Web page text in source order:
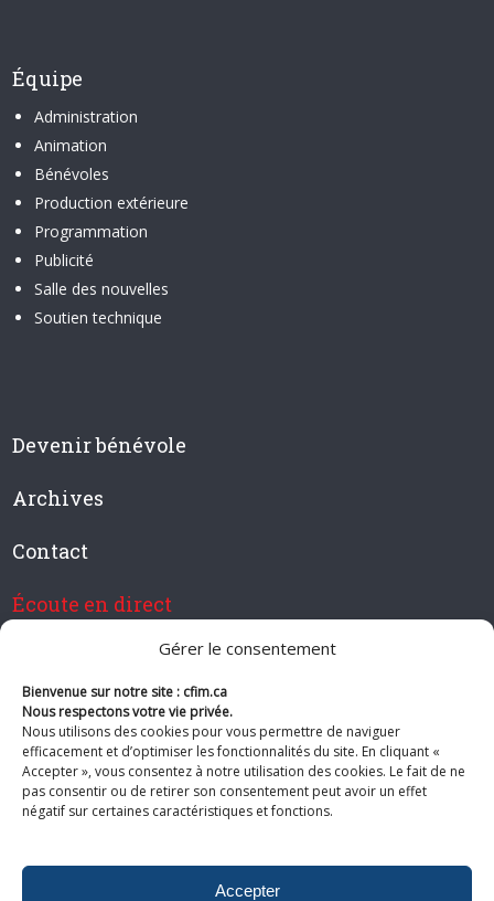
Gérer le consentement
Bienvenue sur notre site : cfim.ca
Nous respectons votre vie privée.
Nous utilisons des cookies pour vous permettre de naviguer
efficacement et d’optimiser les fonctionnalités du site. En cliquant «
Accepter », vous consentez à notre utilisation des cookies. Le fait de ne
pas consentir ou de retirer son consentement peut avoir un effet
négatif sur certaines caractéristiques et fonctions.
Accepter
Équipe
Administration
Animation
Bénévoles
Production extérieure
Programmation
Publicité
Salle des nouvelles
Soutien technique
Devenir bénévole
Archives
Contact
Écoute en direct
Devenir membre de CFIM
Suivez-nous